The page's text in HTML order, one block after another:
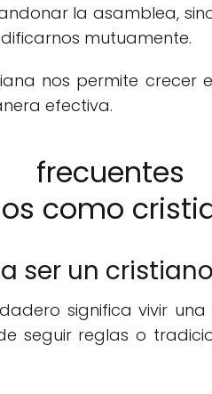
la asamblea,
mutuamente.
nos permite crecer
efectiva.
como
ser un
significa vivir
seguir reglas o